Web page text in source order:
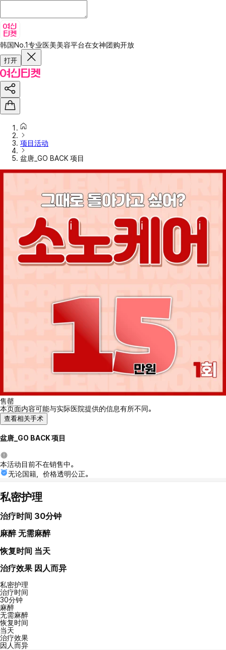
韩国No.1专业医美美容平台在女神团购开放
打开
项目活动
盆唐_GO BACK 项目
售罄
本页面内容可能与实际医院提供的信息有所不同。
查看相关手术
盆唐_GO BACK 项目
本活动目前不在销售中。
无论国籍，价格透明公正。
私密护理
治疗时间 30分钟
麻醉 无需麻醉
恢复时间 当天
治疗效果 因人而异
私密护理
治疗时间
30分钟
麻醉
无需麻醉
恢复时间
当天
治疗效果
因人而异